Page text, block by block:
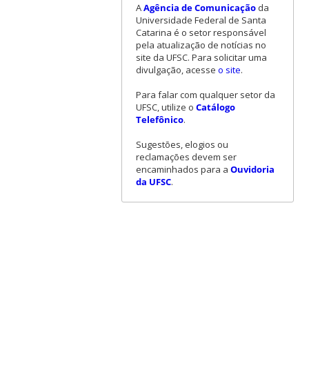
AAgência de Comunicaçãoda
Universidade Federal de Santa
Catarina é o setor responsável
pela atualização de notícias no
site da UFSC. Para solicitar uma
divulgação, acesse o site.
Para falar com qualquer setor da
UFSC, utilize o Catálogo
Telefônico.
Sugestões, elogios ou
reclamações devem ser
encaminhados para a Ouvidoria
da UFSC.